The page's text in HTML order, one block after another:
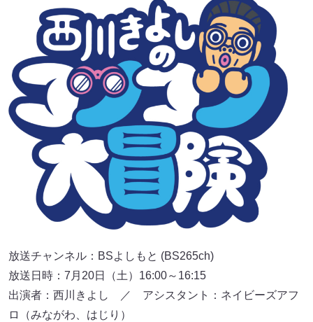
放送チャンネル：BSよしもと (BS265ch)
放送日時：7月20日（土）16:00～16:15
出演者：西川きよし ／ アシスタント：ネイビーズアフ
ロ（みながわ、はじり）